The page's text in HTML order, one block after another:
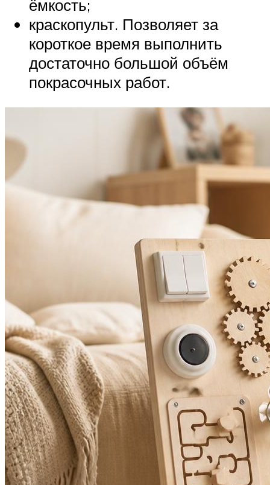
ёмкость;
краскопульт. Позволяет за
короткое время выполнить
достаточно большой объём
покрасочных работ.